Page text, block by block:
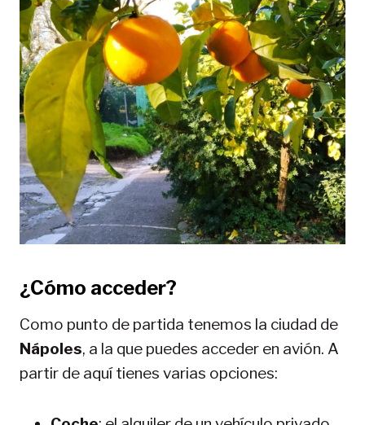
¿Cómo acceder?
Como punto de partida tenemos la ciudad de
Nápoles, a la que puedes acceder en avión. A
partir de aquí tienes varias opciones: